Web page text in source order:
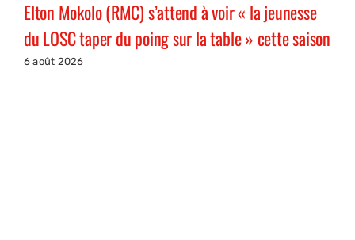
Elton Mokolo (RMC) s’attend à voir « la jeunesse
du LOSC taper du poing sur la table » cette saison
6 août 2026